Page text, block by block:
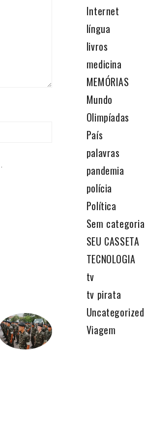
Internet
língua
livros
medicina
MEMÓRIAS
Mundo
Olimpíadas
País
palavras
pandemia
polícia
Política
Sem categoria
SEU CASSETA
TECNOLOGIA
tv
tv pirata
Uncategorized
Viagem